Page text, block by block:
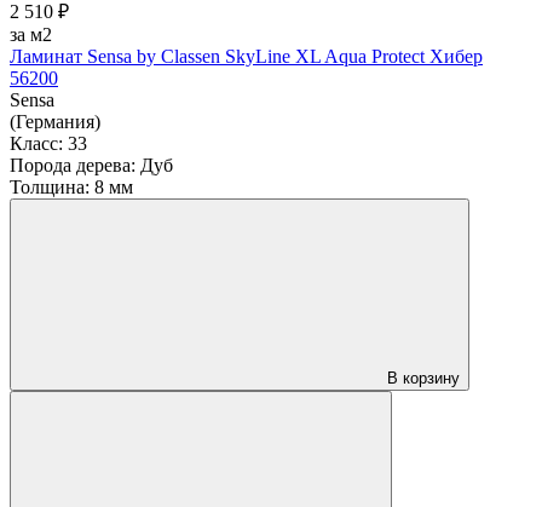
2 510 ₽
за м2
Ламинат Sensa by Classen SkyLine XL Aqua Protect Хибер
56200
Sensa
(Германия)
Класс: 33
Порода дерева: Дуб
Толщина: 8 мм
В корзину